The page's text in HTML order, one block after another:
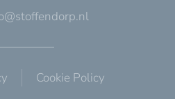
Cookie Policy